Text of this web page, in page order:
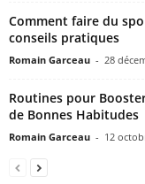
Comment faire du
conseils pratiques
Romain Garceau - 28
Routines pour
de Bonnes Habitudes
Romain Garceau - 12